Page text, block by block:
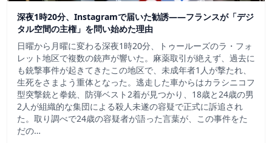
深夜1時20分、Instagramで届いた勧誘――フランスが「デジ
タル空間の主権」を問い始めた理由
日曜から月曜に変わる深夜1時20分、トゥールーズのラ・フォ
レット地区で複数の銃声が響いた。麻薬取引が絶えず、過去に
も銃撃事件が起きてきたこの地区で、未成年者1人が撃たれ、
生死をさまよう重体となった。逃走した車からはカラシニコフ
型突撃銃と拳銃、防弾ベスト2着が見つかり、18歳と24歳の男
2人が組織的な集団による殺人未遂の容疑で正式に訴追され
た。取り調べで24歳の容疑者が語った言葉が、この事件をた
だの…